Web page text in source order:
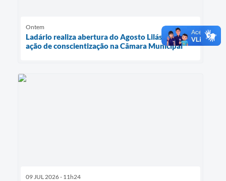
Ontem
Ladário realiza abertura do Agosto Lilás com
ação de conscientização na Câmara Municipal
09 JUL 2026 - 11h24